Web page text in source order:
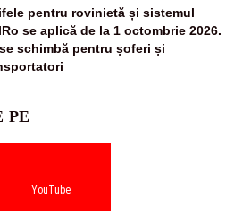
pentru rovinietă și sistemul
se aplică de la 1 octombrie 2026.
schimbă pentru șoferi și
PE
YouTube